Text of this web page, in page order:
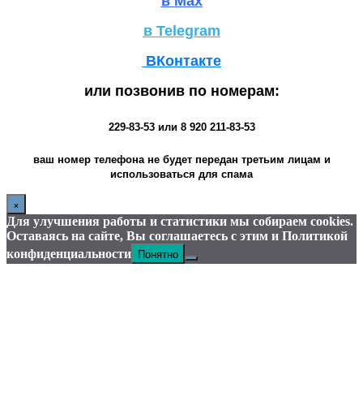
в Telegram
ВКонтакте
или позвонив по номерам:
229-83-53 или8 920 211-83-53
ваш номер телефона не будет передан третьим лицам и
использоваться для спама
×
Для улучшения работы и статистики мы собираем cookies.
Оставаясь на сайте, Вы соглашаетесь с этим и Политикой
конфиденциальности Понятно